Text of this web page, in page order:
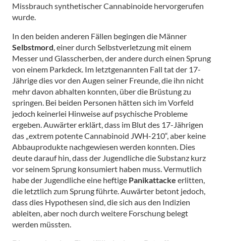
Missbrauch synthetischer Cannabinoide hervorgerufen
wurde.
In den beiden anderen Fällen begingen die Männer
Selbstmord, einer durch Selbstverletzung mit einem
Messer und Glasscherben, der andere durch einen Sprung
von einem Parkdeck. Im letztgenannten Fall tat der 17-
Jährige dies vor den Augen seiner Freunde, die ihn nicht
mehr davon abhalten konnten, über die Brüstung zu
springen. Bei beiden Personen hätten sich im Vorfeld
jedoch keinerlei Hinweise auf psychische Probleme
ergeben. Auwärter erklärt, dass im Blut des 17-Jährigen
das „extrem potente Cannabinoid JWH-210“, aber keine
Abbauprodukte nachgewiesen werden konnten. Dies
deute darauf hin, dass der Jugendliche die Substanz kurz
vor seinem Sprung konsumiert haben muss. Vermutlich
habe der Jugendliche eine heftige Panikattacke erlitten,
die letztlich zum Sprung führte. Auwärter betont jedoch,
dass dies Hypothesen sind, die sich aus den Indizien
ableiten, aber noch durch weitere Forschung belegt
werden müssten.